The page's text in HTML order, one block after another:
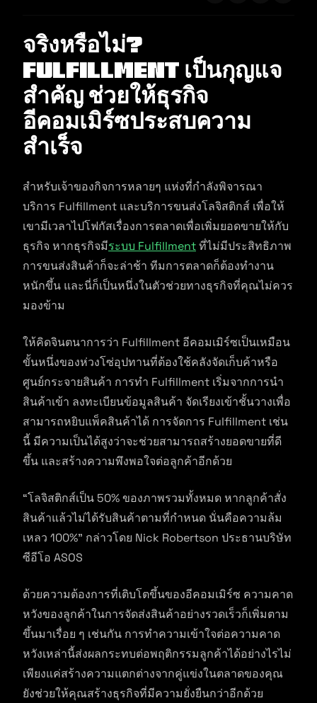
จริงหรือไม่?
Fulfillment เป็นกุญแจ
สำคัญ ช่วยให้ธุรกิจ
อีคอมเมิร์ซประสบความ
สำเร็จ
สำหรับเจ้าของกิจการหลายๆ แห่งที่กำลังพิจารณา
บริการ Fulfillment และบริการขนส่งโลจิสติกส์ เพื่อให้
เขามีเวลาไปโฟกัสเรื่องการตลาดเพื่อเพิ่มยอดขายให้กับ
ธุรกิจ หากธุรกิจมีระบบ Fulfillmentที่ไม่มีประสิทธิภาพ
การขนส่งสินค้าก็จะล่าช้า ทีมการตลาดก็ต้องทำงาน
หนักขึ้น และนี่ก็เป็นหนึ่งในตัวช่วยทางธุรกิจที่คุณไม่ควร
มองข้าม
ให้คิดจินตนาการว่า Fulfillment อีคอมเมิร์ซเป็นเหมือน
ขั้นหนึ่งของห่วงโซ่อุปทานที่ต้องใช้คลังจัดเก็บค้าหรือ
ศูนย์กระจายสินค้า การทำ Fulfillment เริ่มจากการนำ
สินค้าเข้า ลงทะเบียนข้อมูลสินค้า จัดเรียงเข้าชั้นวางเพื่อ
สามารถหยิบแพ็คสินค้าได้ การจัดการ Fulfillment เช่น
นี้ มีความเป็นได้สูงว่าจะช่วยสามารถสร้างยอดขายที่ดี
ขึ้น และสร้างความพึงพอใจต่อลูกค้าอีกด้วย
“โลจิสติกส์เป็น 50% ของภาพรวมทั้งหมด หากลูกค้าสั่ง
สินค้าแล้วไม่ได้รับสินค้าตามที่กำหนด นั่นคือความล้ม
เหลว 100%” กล่าวโดย Nick Robertson ประธานบริษัท
ซีอีโอ ASOS
ด้วยความต้องการที่เติบโตขึ้นของอีคอมเมิร์ซ ความคาด
หวังของลูกค้าในการจัดส่งสินค้าอย่างรวดเร็วก็เพิ่มตาม
ขึ้นมาเรื่อย ๆ เช่นกัน การทำความเข้าใจต่อความคาด
หวังเหล่านี้ส่งผลกระทบต่อพฤติกรรมลูกค้าได้อย่างไรไม่
เพียงแค่สร้างความแตกต่างจากคู่แข่งในตลาดของคุณ
ยังช่วยให้คุณสร้างธุรกิจที่มีความยั่งยืนกว่าอีกด้วย